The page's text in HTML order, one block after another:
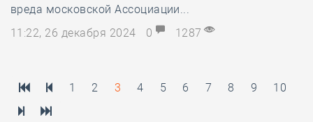
вреда московской Ассоциации...
11:22, 26 декабря 2024
0 1287
1 2 3 4 5 6 7 8 9 10